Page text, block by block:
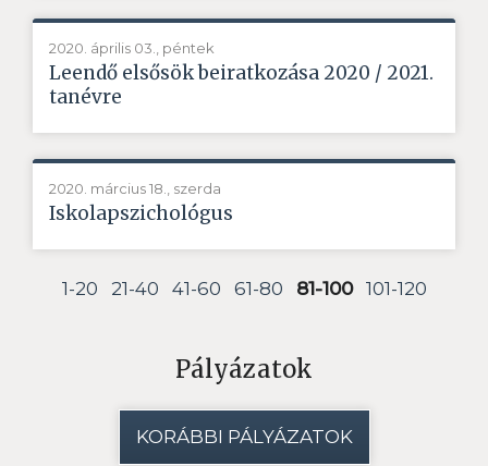
2020. április 03., péntek
Leendő elsősök beiratkozása 2020 / 2021.
tanévre
2020. március 18., szerda
Iskolapszichológus
1-20 21-40 41-60 61-80 81-100 101-120
Pályázatok
KORÁBBI PÁLYÁZATOK